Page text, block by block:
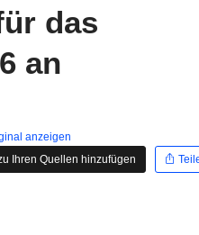
das
an
anzeigen
Ihren Quellen hinzufügen